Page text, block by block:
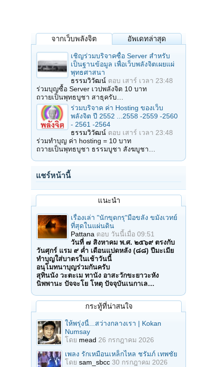
จากเว็บพลังจิต อัพเดทล่าสุด
เชิญร่วมบริจาคซื้อ Server สำหรับ
เป็นฐานข้อมูล เพื่อเว็บพลังจิตเผยแผ่
พุทธศาสนา
ธรรมวิวัฒน์ ตอบ เสาร์ เวลา 23:48
ร่วมบุญซื้อ Server เวปพลังจิต 10 บาท
ถวายเป็นพุทธบูชา สาธุครับ…
ร่วมบริจาค ค่า Hosting ของเว็บ
พลังจิต ปี 2552 ...2558 -2559 -2560
- 2561 -2564
ธรรมวิวัฒน์ ตอบ เสาร์ เวลา 23:48
ร่วมทำบุญ ค่า hosting = 10 บาท
ถวายเป็นพุทธบูชา ธรรมบูชา สังฆบูชา…
แชร์หน้านี้
แนะนำ
เรื่องเล่า "นักขุดกรุ"มือขลัง ขมังเวทย์
ที่สุดในแผ่นดิน
Pattana ตอบ วันนี้เมื่อ 09:51
วันที่ ๗ สิงหาคม พ.ศ. ๒๕๖๙ ตรงกับ
วันศุกร์ แรม ๙ ค่ำ เดือนแปดหลัง (๘๘) ปีมะเมีย
ทำบุญใส่บาตรในเช้าวันนี้
อนุโมทนาบุญร่วมกันครับ
สุทินนัง วะตะเม ทานัง อาสะวักขะยาวะหัง
นิพพานะ ปัจจะโย โหตุ ปัจจุบันเนกาเล…
กระทู้ที่น่าสนใจ
ให้พรุ่งนี้...สว่างกลางเรา | Kokan
Numsay
โดย mead 26 กรกฎาคม 2026
เพลง รักเหมือนเหล็กไหล ชรัมภ์ เทพชัย
โดย sam_sbcc 30 กรกฎาคม 2026